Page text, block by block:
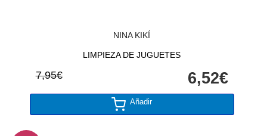
NINA KIKÍ
LIMPIEZA DE JUGUETES
7,95€ 6,52€
Añadir